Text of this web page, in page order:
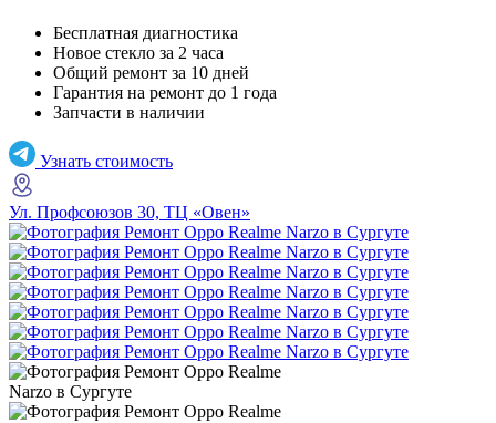
Бесплатная диагностика
Новое стекло за 2 часа
Общий ремонт за 10 дней
Гарантия на ремонт до 1 года
Запчасти в наличии
Узнать стоимость
Ул. Профсоюзов 30, ТЦ «Овен»